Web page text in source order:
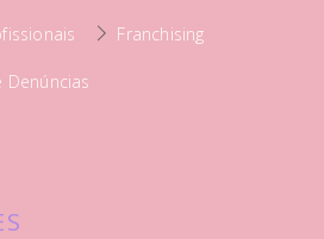
Franchising
Denúncias